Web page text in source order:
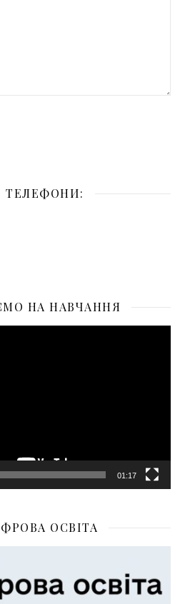
ТЕЛЕФОНИ:
НА НАВЧАННЯ
01:17
ОСВІТА